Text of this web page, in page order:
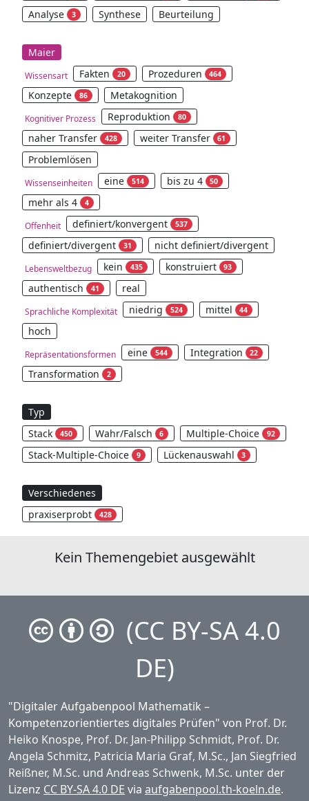
Analyse 3 Synthese Beurteilung
Maier
Wissensart Fakten 20 Prozeduren 464
Konzepte 86 Metakognition
Kognitiver Prozess Reproduktion 80
naher Transfer 428 weiter Transfer 61
Problemlösen
Wissenseinheiten eine 514 bis zu 4 50
mehr als 4 4
Offenheit definiert/konvergent 537
definiert/divergent 31 nicht definiert/divergent
Lebensweltbezug kein 435 konstruiert 93
authentisch 41 real
Sprachliche Komplexität niedrig 524 mittel 44
hoch
Repräsentationsformen eine 544 Integration 22
Transformation 2
Typ
Stack
450 Wahr/Falsch 6 Multiple-Choice 92
Stack-Multiple-Choice 9 Lückenauswahl 3
Verschiedenes
praxiserprobt
428
Kein Themengebiet ausgewählt
(CC BY-SA 4.0
DE)
"Digitaler Aufgabenpool Mathematik –
Kompetenzorientiertes digitales Prüfen" von Prof. Dr.
Heiko Knospe, Prof. Dr. Jan-Philipp Schmidt, Prof. Dr.
Angela Schmitz, Patricia Maria Graf, M.Sc., Jan Siegfried
Reißner, M.Sc. und Andreas Schwenk, M.Sc. unter der
Lizenz CC BY-SA 4.0 DE via aufgabenpool.th-koeln.de.